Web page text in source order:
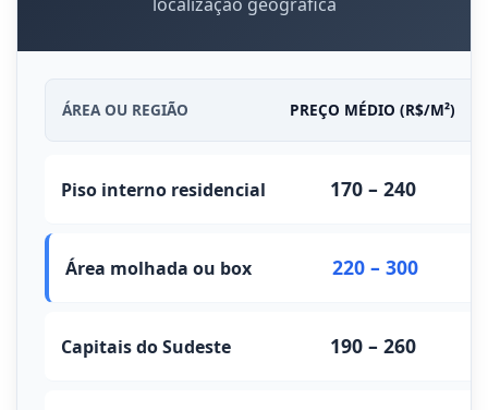
ÁREA OU REGIÃO PREÇO MÉDIO (R$/M²)
Piso interno residencial 170 – 240
Área molhada ou box 220 – 300
Capitais do Sudeste 190 – 260